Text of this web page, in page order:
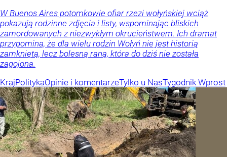
W Buenos Aires potomkowie ofiar rzezi wołyńskiej wciąż
pokazują rodzinne zdjęcia i listy, wspominając bliskich
zamordowanych z niezwykłym okrucieństwem. Ich dramat
przypomina, że dla wielu rodzin Wołyń nie jest historią
zamkniętą, lecz bolesną raną, która do dziś nie została
zagojona.
KrajPolitykaOpinie i komentarzeTylko u NasTygodnik Wprost